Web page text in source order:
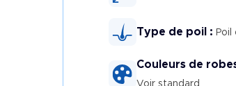
Type de poil : Poil
Couleurs de
Voir standard